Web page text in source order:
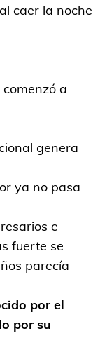
caer la noche
a
genera
ya no pasa
e
fuerte se
parecía
por el
por su